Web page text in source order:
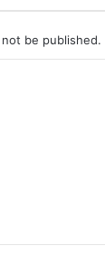
be published.